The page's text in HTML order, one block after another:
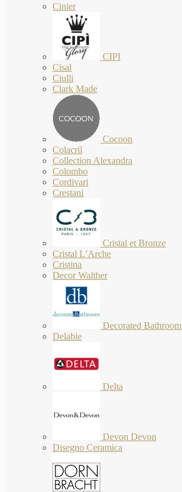
Cinier
CIPI
Cisal
Ciulli
Clark Made
Cocoon
Colacril
Collection Alexandra
Colombo
Cordivari
Crestani
Cristal et Bronze
Cristal L’Arche
Cristina
Decor Walther
Decorated Bathroom
Delabie
Delta
Devon Devon
Disegno Ceramica